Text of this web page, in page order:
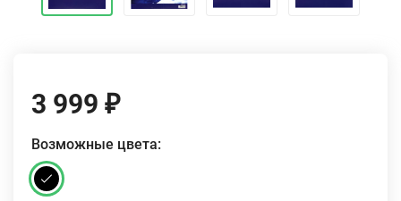
3 999 ₽
Возможные цвета: